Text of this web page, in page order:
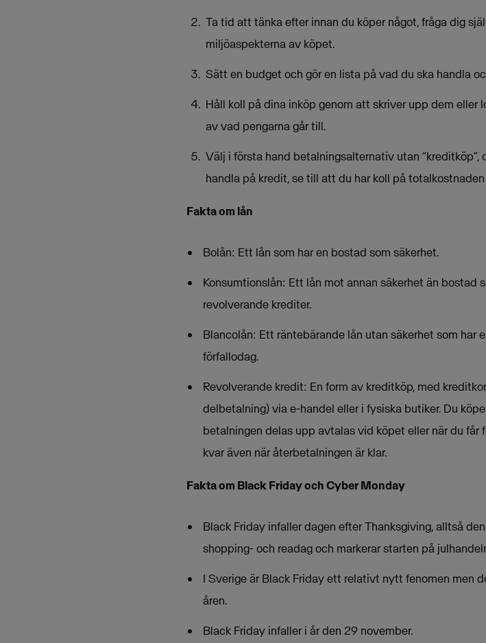
Ta tid att tänka efter innan du köper något, fråga dig
miljöaspekterna av köpet.
Sätt en budget och gör en lista på vad du ska handla
Håll koll på dina inköp genom att skriver upp dem eller
av vad pengarna går till.
Välj i första hand betalningsalternativ utan
handla på kredit, se till att du har koll på
Fakta om lån
Bolån: Ett lån som har en bostad som säkerhet.
Konsumtionslån: Ett lån mot annan säkerhet än bostad
revolverande krediter.
Blancolån: Ett räntebärande lån utan säkerhet som har
förfallodag.
Revolverande kredit: En form av kreditköp, med
delbetalning) via e-handel eller i fysiska butiker. Du
betalningen delas upp avtalas vid köpet eller när du
kvar även när återbetalningen är klar.
Fakta om Black Friday och Cyber Monday
Black Friday infaller dagen efter Thanksgiving, alltså
shopping- och readag och markerar starten på
I Sverige är Black Friday ett relativt nytt fenomen men
åren.
Black Friday infaller i år den 29 november.